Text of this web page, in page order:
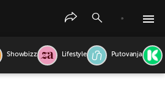
Showbizz Lifestyle Putovanja